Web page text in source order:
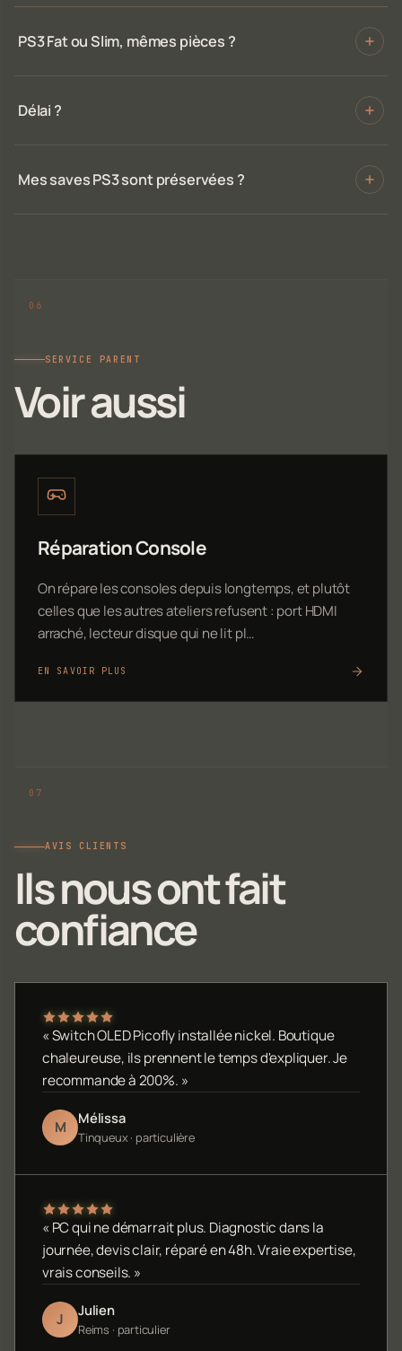
PS3 Fat ou Slim, mêmes pièces ?
Délai ?
Mes saves PS3 sont préservées ?
SERVICE PARENT
Voir aussi
Réparation Console
On répare les consoles depuis longtemps, et plutôt
celles que les autres ateliers refusent : port HDMI
arraché, lecteur disque qui ne lit pl…
EN SAVOIR PLUS
AVIS CLIENTS
Ils nous ont fait
confiance
« Switch OLED Picofly installée nickel. Boutique
chaleureuse, ils prennent le temps d'expliquer. Je
recommande à 200%. »
M Mélissa
Tinqueux · particulière
« PC qui ne démarrait plus. Diagnostic dans la
journée, devis clair, réparé en 48h. Vraie expertise,
vrais conseils. »
J Julien
Reims · particulier